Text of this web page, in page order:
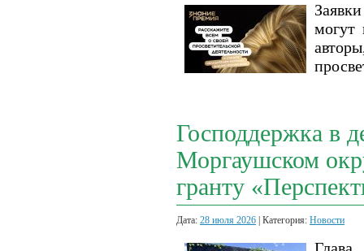
могут
Господдержка в
Моргаушском
гранту
Дата: 28 июля 2026 | Категория: Новости